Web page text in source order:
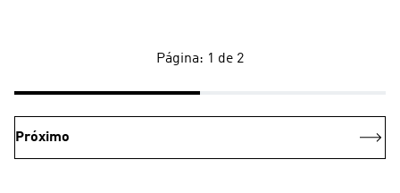
Página: 1 de 2
Próximo